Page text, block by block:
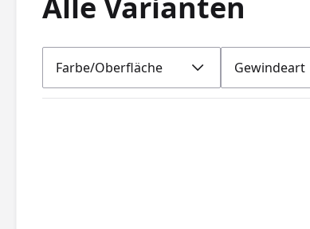
Farbe/Oberfläche Gewindeart